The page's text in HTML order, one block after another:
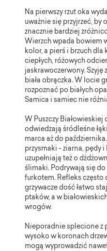
Na pierwszy rzut oka
uważnie się przyjrzeć, by
znacznie bardziej
Wierzch wpada bowiem
kolor, a pierś i brzuch dla
ciepłych, różowych
jaskrawoczerwony.
biała obrączka. W locie
rozpoznać po białych
Samica i samiec nie
W Puszczy Białowieskiej
odwiedzają śródleśne
marca aż do
przysmaki - ziarna, pędy
uzupełniają też o
ślimaki. Podrywają się
furkotem. Refleks często
grzywacze dość łatwo
ptaków, a w
wrogów.
Nieporadnie splecione z
wysoko w koronach
mogą wyprowadzić